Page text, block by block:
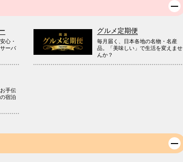
心・
ーバ
グルメ定期便
毎月届く、日本各地の名物・名産
品。「美味しい」で生活を変えませ
んか？
手伝
宿泊